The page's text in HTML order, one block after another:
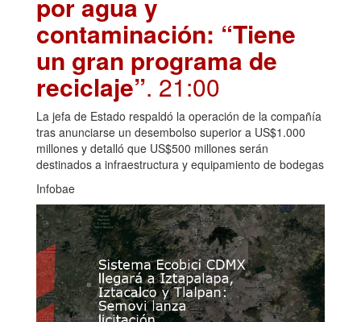
contaminación: “Tiene
un gran programa de
reciclaje”. 21:00
La jefa de Estado respaldó la operación de la compañía
tras anunciarse un desembolso superior a US$1.000
millones y detalló que US$500 millones serán
destinados a infraestructura y equipamiento de bodegas
Infobae